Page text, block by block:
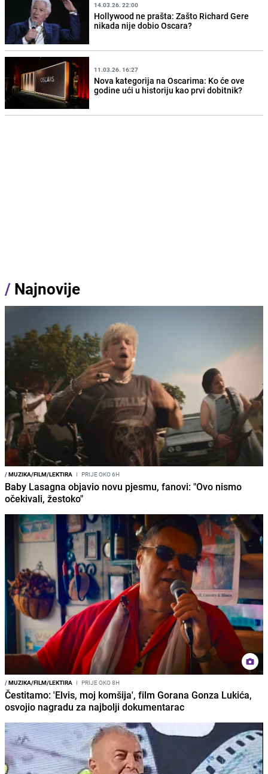
14.03.26. 22:00
Hollywood ne prašta: Zašto Richard Gere
nikada nije dobio Oscara?
11.03.26. 16:27
Nova kategorija na Oscarima: Ko će ove
godine ući u historiju kao prvi dobitnik?
/ Najnovije
/MUZIKA/FILM/LEKTIRA I PRIJE OKO 6H
Baby Lasagna objavio novu pjesmu, fanovi: "Ovo nismo
očekivali, žestoko"
/MUZIKA/FILM/LEKTIRA I PRIJE OKO 8H
Čestitamo: 'Elvis, moj komšija', film Gorana Gonza Lukića,
osvojio nagradu za najbolji dokumentarac